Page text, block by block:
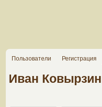
Пользователи Регистрация
Иван Ковырзин